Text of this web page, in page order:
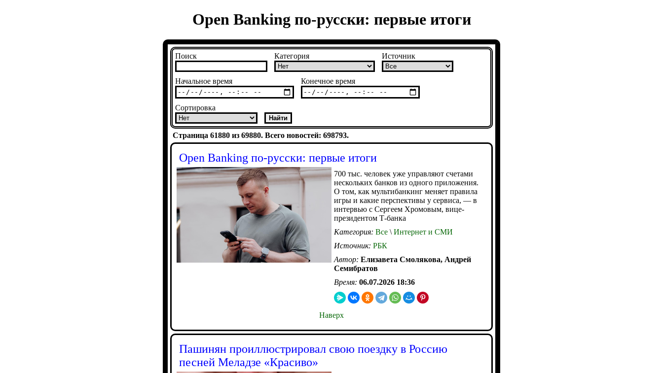
Open Banking по-русски: первые итоги
Поиск Категория Источник
Начальное время Конечное время
Сортировка
Страница 61880 из 69880. Всего новостей: 698793.
Open Banking по-русски: первые итоги
700 тыс. человек уже управляют счетами
нескольких банков из одного приложения.
О том, как мультибанкинг меняет правила
игры и какие перспективы у сервиса, — в
интервью с Сергеем Хромовым, вице-
президентом Т-банка
Категория: Все \ Интернет и СМИ
Источник: РБК
Автор: Елизавета Смолякова, Андрей
Семибратов
Время: 06.07.2026 18:36
Наверх
Пашинян проиллюстрировал свою поездку в Россию
песней Меладзе «Красиво»